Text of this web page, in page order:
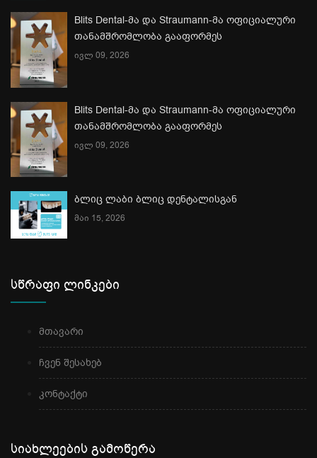
Blits Dental-მა და Straumann-მა ოფიციალური
თანამშრომლობა გააფორმეს
ივლ 09, 2026
Blits Dental-მა და Straumann-მა ოფიციალური
თანამშრომლობა გააფორმეს
ივლ 09, 2026
ბლიც ლაბი ბლიც დენტალისგან
მაი 15, 2026
სწრაფი ლინკები
მთავარი
ჩვენ შესახებ
კონტაქტი
სიახლეების გამოწერა